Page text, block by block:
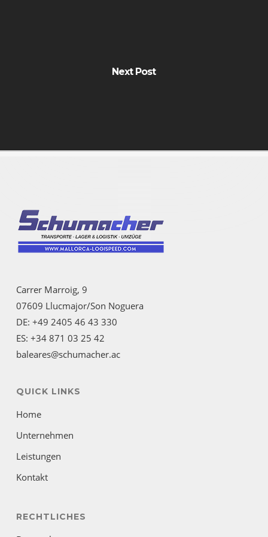
Next Post
Carrer Marroig, 9
07609 Llucmajor/Son Noguera
DE: +49 2405 46 43 330
ES: +34 871 03 25 42
baleares@schumacher.ac
QUICK LINKS
Home
Unternehmen
Leistungen
Kontakt
RECHTLICHES